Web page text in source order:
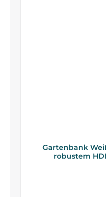
Gartenbank
robustem